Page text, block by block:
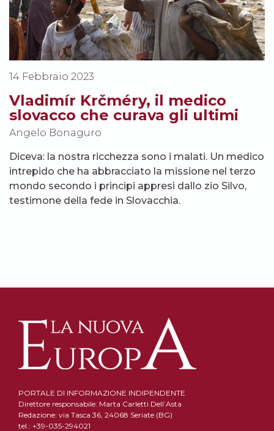
14 Febbraio 2023
Vladimír Krčméry, il medico
slovacco che curava gli ultimi
Angelo Bonaguro
Diceva: la nostra ricchezza sono i malati. Un medico
intrepido che ha abbracciato la missione nel terzo
mondo secondo i principi appresi dallo zio Silvo,
testimone della fede in Slovacchia.
PORTALE DI INFORMAZIONE INDIPENDENTE
Direttore responsabile: Marta Carletti Dell’Asta
Redazione: via Tasca 36, 24068 Seriate (BG)
tel.: +39-035-294021